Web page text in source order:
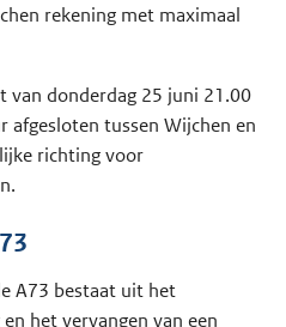
rekening met maximaal
van donderdag 25 juni 21.00
tussen Wijchen en
richting voor
A73 bestaat uit het
het vervangen van een